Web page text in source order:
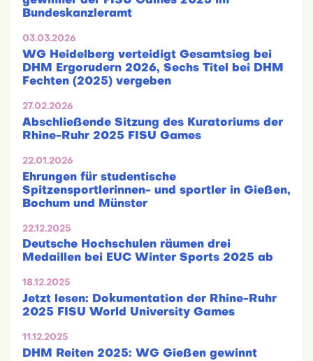
Bundeskanzleramt
03.03.2026
WG Heidelberg verteidigt Gesamtsieg bei
DHM Ergorudern 2026, Sechs Titel bei DHM
Fechten (2025) vergeben
27.02.2026
Abschließende Sitzung des Kuratoriums der
Rhine-Ruhr 2025 FISU Games
22.01.2026
Ehrungen für studentische
Spitzensportlerinnen- und sportler in Gießen,
Bochum und Münster
22.12.2025
Deutsche Hochschulen räumen drei
Medaillen bei EUC Winter Sports 2025 ab
18.12.2025
Jetzt lesen: Dokumentation der Rhine-Ruhr
2025 FISU World University Games
11.12.2025
DHM Reiten 2025: WG Gießen gewinnt